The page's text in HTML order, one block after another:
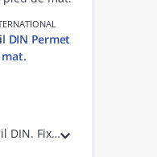
DIN Permet
SP20 Parafoudre 20KV rail DIN. Fixation par tige filtée à l'arrière ou à l'aide du ressort fourni sur DIN RAIL. Permet d'être installé en pied de mat.